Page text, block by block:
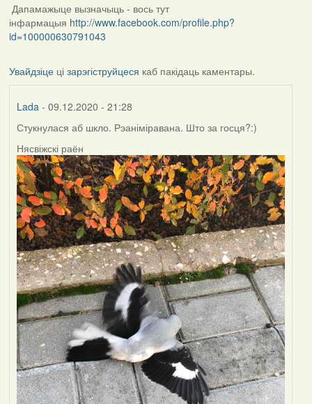
Дапамажыце вызначыць - вось тут
інфармацыя http://www.facebook.com/profile.php?
id=100000630791043
Увайдзіцеці зарэгіструйцеся каб пакідаць каментары.
Lada- 09.12.2020 - 21:28
Стукнулася аб шкло. Рэаніміравана. Што за госця?:)
Нясвіжскі раён